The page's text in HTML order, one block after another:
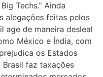
Techs.” Ainda
alegações feitas pelos
age de maneira desleal
México e Índia, com
os Estados
Brasil faz taxações